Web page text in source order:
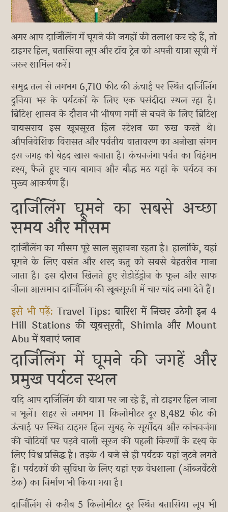
अगर आप दार्जिलिंग में घूमने की जगहों की तलाश कर रहे हैं, तो
टाइगर हिल, बतासिया लूप और टॉय ट्रेन को अपनी यात्रा सूची में
जरूर शामिल करें।
समुद्र तल से लगभग 6,710 फीट की ऊंचाई पर स्थित दार्जिलिंग
दुनिया भर के पर्यटकों के लिए एक पसंदीदा स्थल रहा है।
ब्रिटिश शासन के दौरान भी भीषण गर्मी से बचने के लिए ब्रिटिश
वायसराय इस खूबसूरत हिल स्टेशन का रुख करते थे।
औपनिवेशिक विरासत और पर्वतीय वातावरण का अनोखा संगम
इस जगह को बेहद खास बनाता है। कंचनजंगा पर्वत का विहंगम
दृश्य, फैले हुए चाय बागान और बौद्ध मठ यहां के पर्यटन का
मुख्य आकर्षण हैं।
दार्जिलिंग घूमने का सबसे अच्छा
समय और मौसम
दार्जिलिंग का मौसम पूरे साल सुहावना रहता है। हालांकि, यहां
घूमने के लिए वसंत और शरद ऋतु को सबसे बेहतरीन माना
जाता है। इस दौरान खिलते हुए रोडोडेंड्रोन के फूल और साफ
नीला आसमान दार्जिलिंग की खूबसूरती में चार चांद लगा देते हैं।
इसे भी पढ़ें:Travel Tips: बारिश में निखर उठेगी इन 4
Hill Stations की खूबसूरती, Shimla और Mount
Abu में बनाएं प्लान
दार्जिलिंग में घूमने की जगहें और
प्रमुख पर्यटन स्थल
यदि आप दार्जिलिंग की यात्रा पर जा रहे हैं, तो टाइगर हिल जाना
न भूलें। शहर से लगभग 11 किलोमीटर दूर 8,482 फीट की
ऊंचाई पर स्थित टाइगर हिल सुबह के सूर्योदय और कांचनजंगा
की चोटियों पर पड़ने वाली सूरज की पहली किरणों के दृश्य के
लिए विश्व प्रसिद्ध है। तड़के 4 बजे से ही पर्यटक यहां जुटने लगते
हैं। पर्यटकों की सुविधा के लिए यहां एक वेधशाला (ऑब्जर्वेटरी
डेक) का निर्माण भी किया गया है।
दार्जिलिंग से करीब 5 किलोमीटर दूर स्थित बतासिया लूप भी